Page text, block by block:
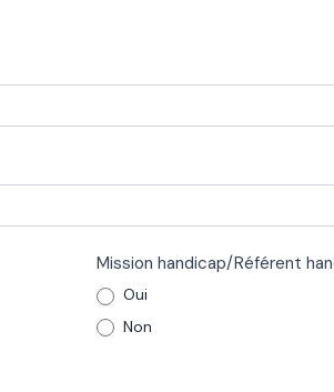
Mission handicap/Référent
Oui
Non